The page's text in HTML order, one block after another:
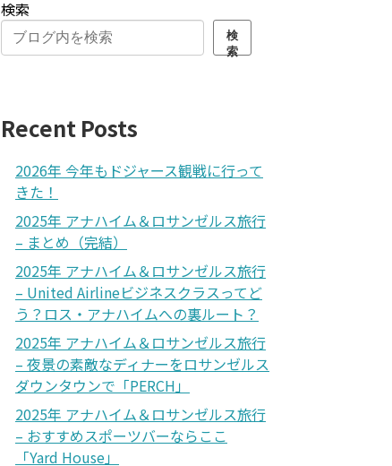
検索
検
索
Recent Posts
2026年 今年もドジャース観戦に行って
きた！
2025年 アナハイム＆ロサンゼルス旅行
– まとめ（完結）
2025年 アナハイム＆ロサンゼルス旅行
– United Airlineビジネスクラスってど
う？ロス・アナハイムへの裏ルート？
2025年 アナハイム＆ロサンゼルス旅行
– 夜景の素敵なディナーをロサンゼルス
ダウンタウンで「PERCH」
2025年 アナハイム＆ロサンゼルス旅行
– おすすめスポーツバーならここ
「Yard House」